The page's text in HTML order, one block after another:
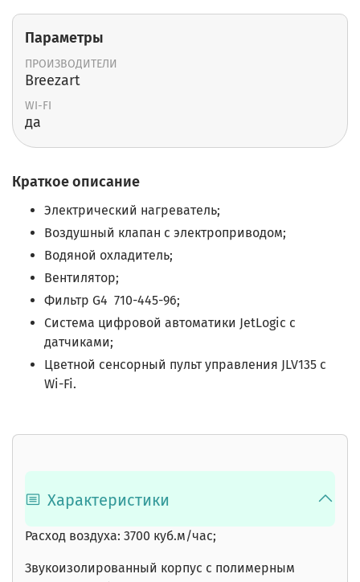
Параметры
ПРОИЗВОДИТЕЛИ
Breezart
WI-FI
да
Краткое описание
Электрический нагреватель;
Воздушный клапан с электроприводом;
Водяной охладитель;
Вентилятор;
Фильтр G4 710-445-96;
Система цифровой автоматики JetLogic с
датчиками;
Цветной сенсорный пульт управления JLV135 c
Wi-Fi.
Характеристики
Расход воздуха: 3700 куб.м/час;
Звукоизолированный корпус с полимерным